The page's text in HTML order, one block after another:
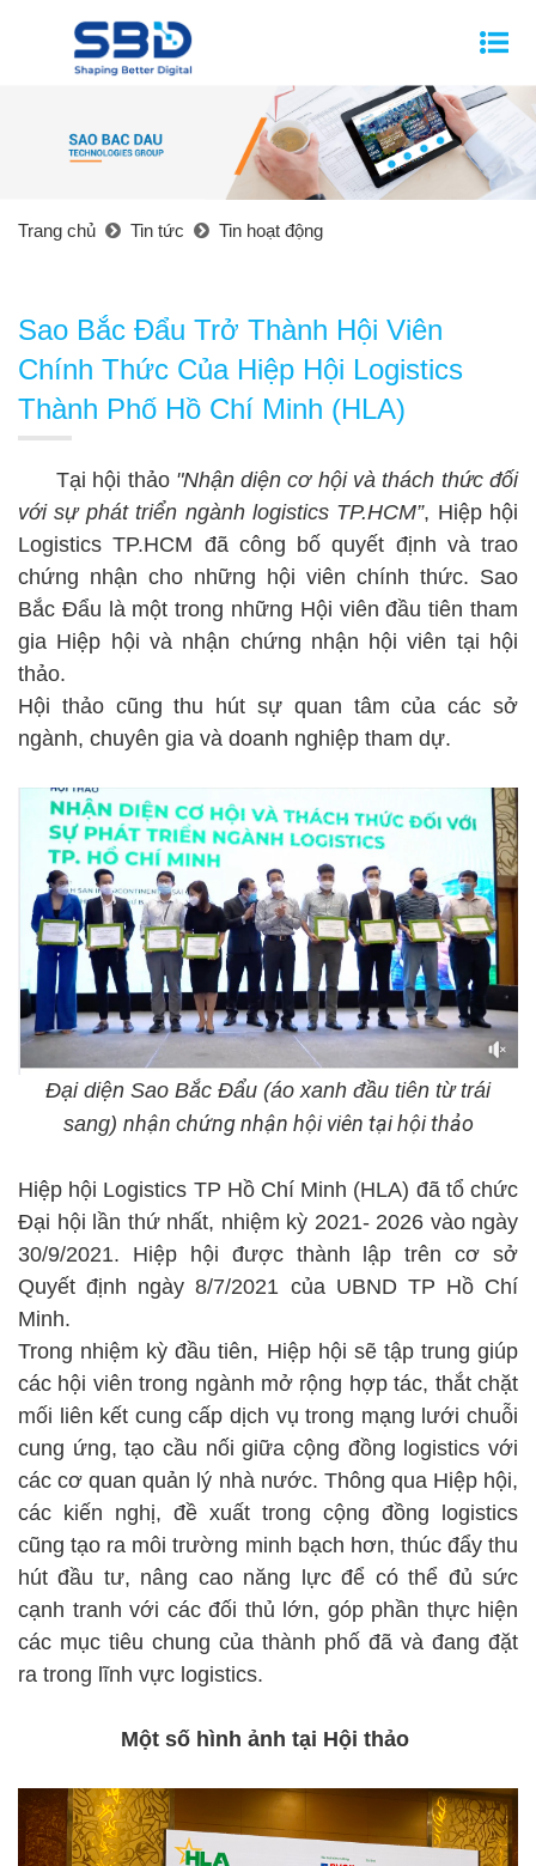
Trang chủ Tin tức Tin hoạt động
Sao Bắc Đẩu Trở Thành Hội Viên
Chính Thức Của Hiệp Hội Logistics
Thành Phố Hồ Chí Minh (HLA)
Tại hội thảo "Nhận diện cơ hội và thách thức đối
với sự phát triển ngành logistics TP.HCM”, Hiệp hội
Logistics TP.HCM đã công bố quyết định và trao
chứng nhận cho những hội viên chính thức. Sao
Bắc Đẩu là một trong những Hội viên đầu tiên tham
gia Hiệp hội và nhận chứng nhận hội viên tại hội
thảo.
Hội thảo cũng thu hút sự quan tâm của các sở
ngành, chuyên gia và doanh nghiệp tham dự.
Đại diện Sao Bắc Đẩu (áo xanh đầu tiên từ trái
sang) nhận chứng nhận hội viên tại hội thảo
Hiệp hội Logistics TP Hồ Chí Minh (HLA) đã tổ chức
Đại hội lần thứ nhất, nhiệm kỳ 2021- 2026 vào ngày
30/9/2021. Hiệp hội được thành lập trên cơ sở
Quyết định ngày 8/7/2021 của UBND TP Hồ Chí
Minh.
Trong nhiệm kỳ đầu tiên, Hiệp hội sẽ tập trung giúp
các hội viên trong ngành mở rộng hợp tác, thắt chặt
mối liên kết cung cấp dịch vụ trong mạng lưới chuỗi
cung ứng, tạo cầu nối giữa cộng đồng logistics với
các cơ quan quản lý nhà nước. Thông qua Hiệp hội,
các kiến nghị, đề xuất trong cộng đồng logistics
cũng tạo ra môi trường minh bạch hơn, thúc đẩy thu
hút đầu tư, nâng cao năng lực để có thể đủ sức
cạnh tranh với các đối thủ lớn, góp phần thực hiện
các mục tiêu chung của thành phố đã và đang đặt
ra trong lĩnh vực logistics.
Một số hình ảnh tại Hội thảo